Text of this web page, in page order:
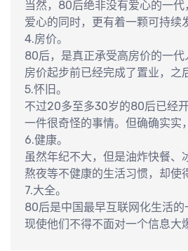
“外地人”占用了上海的公共资源
位，新上海人觉得这个城市不够
再加上其他城市人群的围观，相
称的 不在少数——在许多80后看
好，是她们有爱心的表现。所以
照片，立刻就会成为网络热帖；
虐待宠物的 帖子，也一定会成为
时还伴随着旁观者的口诛笔伐
笔伐中恶狠狠的话语，你便会发
是狭隘的，宁 予宠物不予旁人。
当然，80后绝非没有爱心的一
爱心的同时，更有着一颗可持续
当他们将那些为慈善爱心事业奋
的同时，也会反思为什么这些好
“感动中国”的人物，反思其中的
4.房价。
80后，是真正承受高房价的一
房价起步前已经完成了置业，之
而已；而90后尚年轻还无置业的
所以经济增长带来的收入增长并
平都大幅的改善，反而是因为买
商、银行打工。所以，只要是批
子，无 论是郎咸平的理性经济分
看的计算机预测房价，都能引起
持。
5.怀旧。
不过20多至多30岁的80后已经
一件很奇怪的事情。但确确实实
贴，无论怀念的是连续剧、文具
能获得许多人的共鸣。这种怀旧
80后们对当下生活状态的不满。
被60后当去了，财被70后发去了
骂名都被90后抢去了，80后什
许多80后心态的真实写照。
6.健康。
虽然年纪不大，但是油炸快餐、
熬夜等不健康的生活习惯，却使
状况不尽人意，亚健康比比皆是
健康 相关的帖子，无论是中医
间智慧，也总能博得许多80后
7.大全。
80后是中国最早互联网化生活
现使他们不得不面对一个信息大